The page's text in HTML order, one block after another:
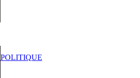
POLITIQUE